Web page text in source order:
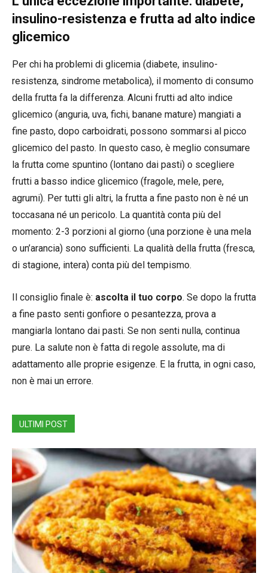
insulino-resistenza e frutta ad alto indice
glicemico
Per chi ha problemi di glicemia (diabete, insulino-
resistenza, sindrome metabolica), il momento di consumo
della frutta fa la differenza. Alcuni frutti ad alto indice
glicemico (anguria, uva, fichi, banane mature) mangiati a
fine pasto, dopo carboidrati, possono sommarsi al picco
glicemico del pasto. In questo caso, è meglio consumare
la frutta come spuntino (lontano dai pasti) o scegliere
frutti a basso indice glicemico (fragole, mele, pere,
agrumi). Per tutti gli altri, la frutta a fine pasto non è né un
toccasana né un pericolo. La quantità conta più del
momento: 2-3 porzioni al giorno (una porzione è una mela
o un’arancia) sono sufficienti. La qualità della frutta (fresca,
di stagione, intera) conta più del tempismo.
Il consiglio finale è: ascolta il tuo corpo. Se dopo la frutta
a fine pasto senti gonfiore o pesantezza, prova a
mangiarla lontano dai pasti. Se non senti nulla, continua
pure. La salute non è fatta di regole assolute, ma di
adattamento alle proprie esigenze. E la frutta, in ogni caso,
non è mai un errore.
ULTIMI POST